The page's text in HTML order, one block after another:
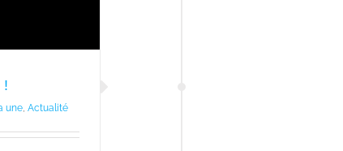
!
une, Actualité